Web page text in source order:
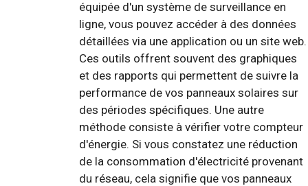
équipée d'un système de surveillance en
ligne, vous pouvez accéder à des données
détaillées via une application ou un site web.
Ces outils offrent souvent des graphiques
et des rapports qui permettent de suivre la
performance de vos panneaux solaires sur
des périodes spécifiques. Une autre
méthode consiste à vérifier votre compteur
d'énergie. Si vous constatez une réduction
de la consommation d'électricité provenant
du réseau, cela signifie que vos panneaux